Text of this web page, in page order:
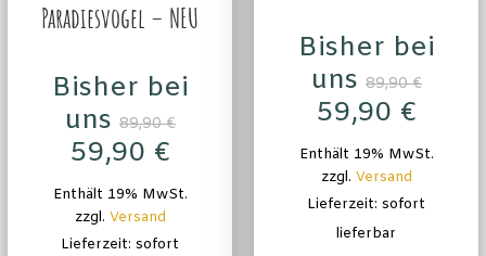
Paradiesvogel – NEU
Bisher bei
uns 89,90€
59,90 €
Enthält 19% MwSt.
zzgl. Versand
Lieferzeit: sofort
Bisher bei
uns 89,90€
59,90 €
Enthält 19% MwSt.
zzgl. Versand
Lieferzeit: sofort
lieferbar